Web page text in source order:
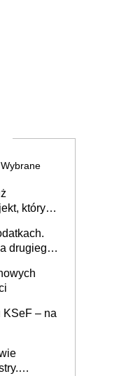
Wybrane
który
drugiego
KSeF – na